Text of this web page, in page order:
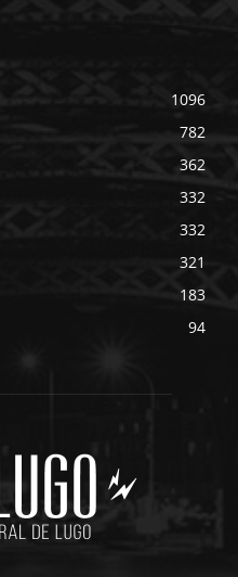
1096
782
362
332
332
321
183
94